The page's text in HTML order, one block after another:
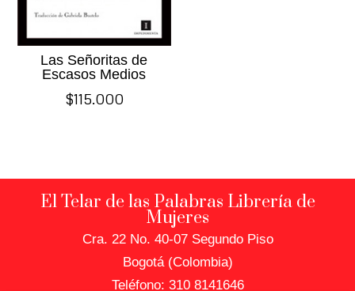
Las Señoritas de
Escasos Medios
$115.000
El Telar de las Palabras Librería de
Mujeres
Cra. 22 No. 40-07 Segundo Piso
Bogotá (Colombia)
Teléfono: 310 8141646